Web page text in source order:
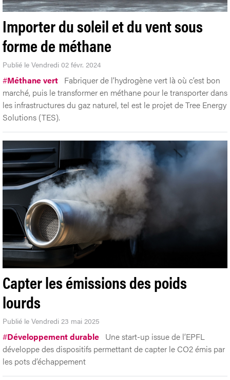
Importer du soleil et du vent sous
forme de méthane
Publié le Vendredi 02 févr. 2024
#Méthane vert Fabriquer de l’hydrogène vert là où c’est bon
marché, puis le transformer en méthane pour le transporter dans
les infrastructures du gaz naturel, tel est le projet de Tree Energy
Solutions (TES).
Capter les émissions des poids
lourds
Publié le Vendredi 23 mai 2025
#Développement durable Une start-up issue de l’EPFL
développe des dispositifs permettant de capter le CO2 émis par
les pots d’échappement